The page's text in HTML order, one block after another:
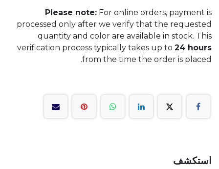
Please note: For online orders, payment is
processed only after we verify that the requested
quantity and color are available in stock. This
verification process typically takes up to 24 hours
from the time the order is placed.
استكشف